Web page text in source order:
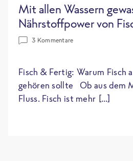
Mit allen Wassern
Nährstoffpower von
3 Kommentare
Fisch & Fertig: Warum Fisch
gehören sollte Ob aus dem
Fluss. Fisch ist mehr […]